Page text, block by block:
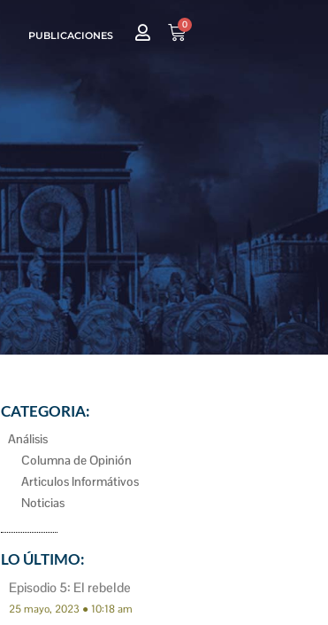
PUBLICACIONES
0
CATEGORIA:
Análisis
Columna de Opinión
Articulos Informátivos
Noticias
LO ÚLTIMO:
Episodio 5: El rebelde
25 mayo, 2023 10:18 am